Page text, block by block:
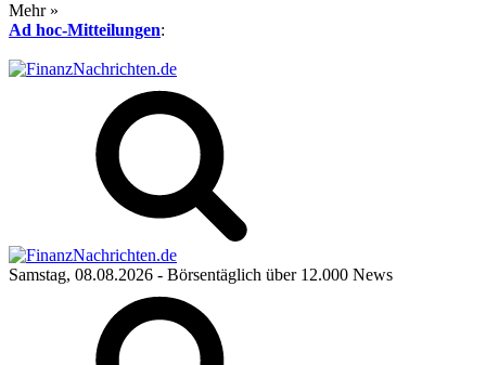
Mehr »
Ad hoc-Mitteilungen:
Samstag, 08.08.2026 - Börsentäglich über 12.000 News